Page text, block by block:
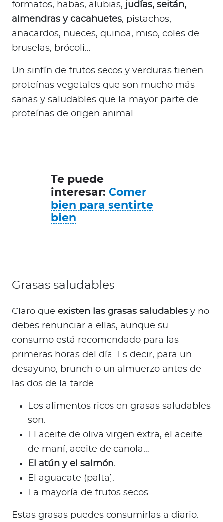
formatos, habas, alubias, judías, seitán,
almendras y cacahuetes, pistachos,
anacardos, nueces, quinoa, miso, coles de
bruselas, brócoli…
Un sinfín de frutos secos y verduras tienen
proteínas vegetales que son mucho más
sanas y saludables que la mayor parte de
proteínas de origen animal.
Te puede
interesar: Comer
bien para sentirte
bien
Grasas saludables
Claro que existen las grasas saludables y no
debes renunciar a ellas, aunque su
consumo está recomendado para las
primeras horas del día. Es decir, para un
desayuno, brunch o un almuerzo antes de
las dos de la tarde.
Los alimentos ricos en grasas saludables
son:
El aceite de oliva virgen extra, el aceite
de maní, aceite de canola…
El atún y el salmón.
El aguacate (palta).
La mayoría de frutos secos.
Estas grasas puedes consumirlas a diario.